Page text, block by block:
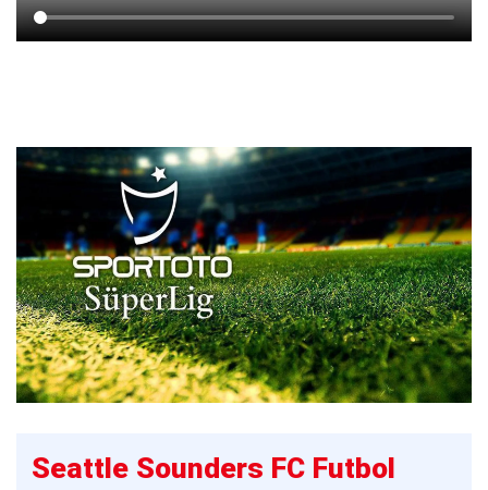
Seattle Sounders FC Futbol